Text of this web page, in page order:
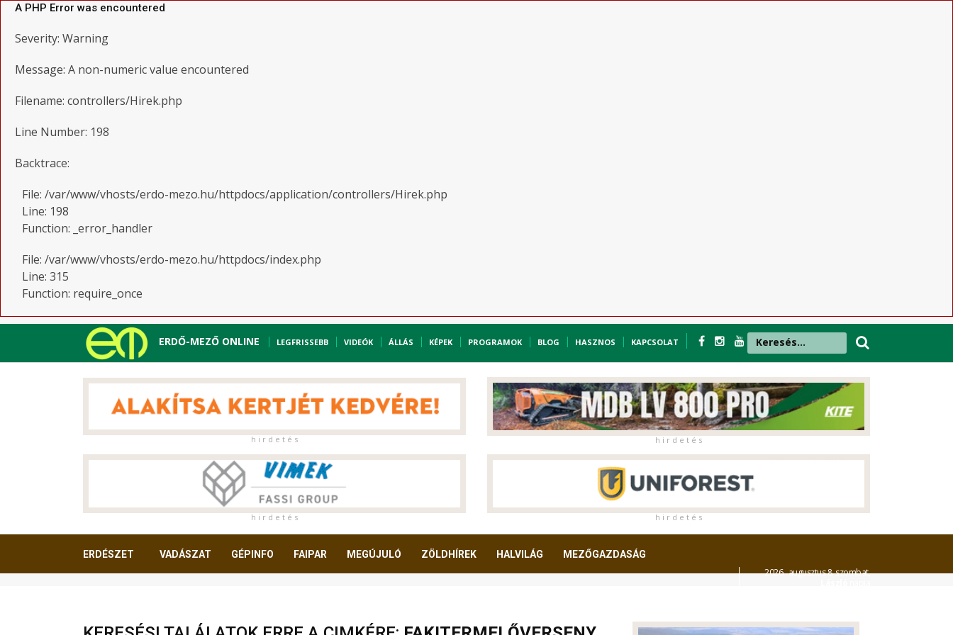
A PHP Error was encountered
Severity: Warning
Message: A non-numeric value encountered
Filename: controllers/Hirek.php
Line Number: 198
Backtrace:
File: /var/www/vhosts/erdo-mezo.hu/httpdocs/application/controllers/Hirek.php
Line: 198
Function: _error_handler
File: /var/www/vhosts/erdo-mezo.hu/httpdocs/index.php
Line: 315
Function: require_once
ERDŐ-MEZŐ ONLINE LEGFRISSEBB VIDEÓK ÁLLÁS KÉPEK PROGRAMOK BLOG HASZNOS KAPCSOLAT
h i r d e t é s h i r d e t é s
h i r d e t é s h i r d e t é s
ERDÉSZET VADÁSZAT GÉPINFO FAIPAR MEGÚJULÓ ZÖLDHÍREK HALVILÁG MEZŐGAZDASÁG
2026. augusztus 8. szombat,